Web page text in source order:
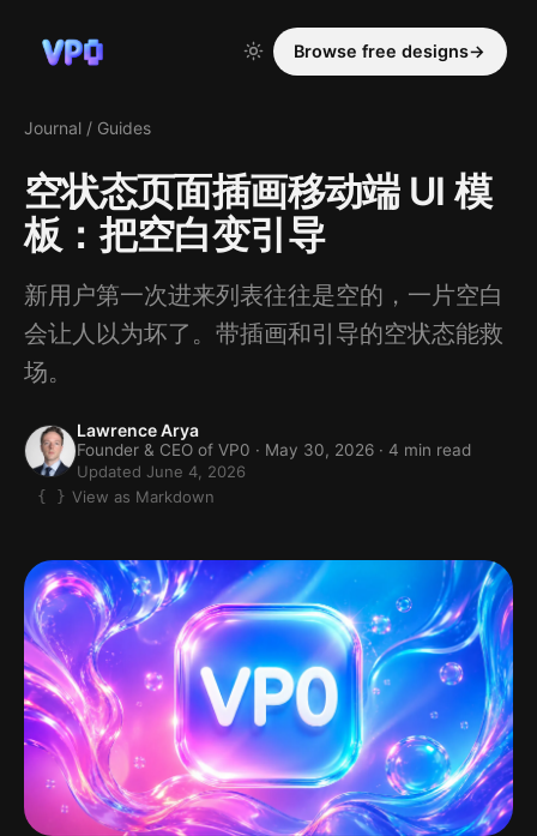
Browse free designs→
Journal / Guides
空状态页面插画移动端 UI 模
板：把空白变引导
新用户第一次进来列表往往是空的，一片空白
会让人以为坏了。带插画和引导的空状态能救
场。
Lawrence Arya
Founder & CEO of VP0 · May 30, 2026 · 4 min read
Updated June 4, 2026
View as Markdown